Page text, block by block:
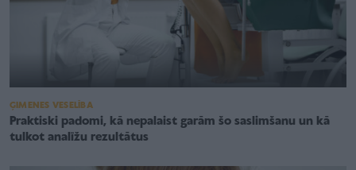
ĢIMENES VESELĪBA
Praktiski padomi, kā nepalaist garām šo saslimšanu un kā
tulkot analīžu rezultātus